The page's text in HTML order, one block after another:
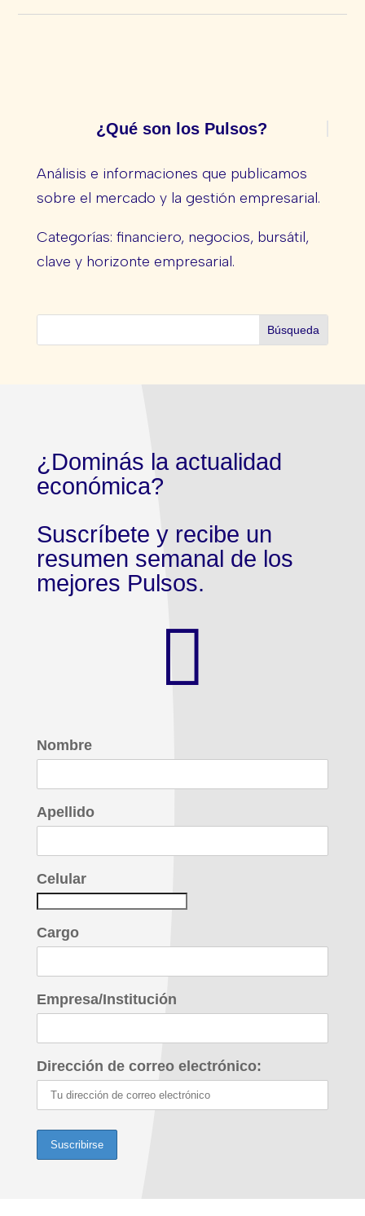
¿Qué son los Pulsos?
Análisis e informaciones que publicamos
sobre el mercado y la gestión empresarial.
Categorías: financiero, negocios, bursátil,
clave y horizonte empresarial.
¿Dominás la actualidad
económica?
Suscríbete y recibe un
resumen semanal de los
mejores Pulsos.

Nombre
Apellido
Celular
Cargo
Empresa/Institución
Dirección de correo electrónico: